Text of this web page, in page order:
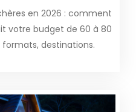
en 2026 : comment
votre budget de 60 à 80
destinations.